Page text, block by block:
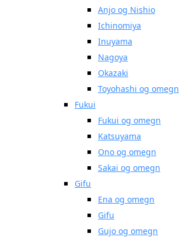
Anjo og Nishio
Ichinomiya
Inuyama
Nagoya
Okazaki
Toyohashi og omegn
Fukui
Fukui og omegn
Katsuyama
Ono og omegn
Sakai og omegn
Gifu
Ena og omegn
Gifu
Gujo og omegn